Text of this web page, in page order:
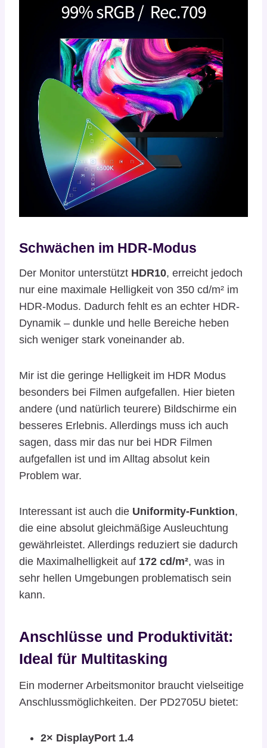
Schwächen im HDR-Modus
Der Monitor unterstützt HDR10, erreicht jedoch
nur eine maximale Helligkeit von 350 cd/m² im
HDR-Modus. Dadurch fehlt es an echter HDR-
Dynamik – dunkle und helle Bereiche heben
sich weniger stark voneinander ab.
Mir ist die geringe Helligkeit im HDR Modus
besonders bei Filmen aufgefallen. Hier bieten
andere (und natürlich teurere) Bildschirme ein
besseres Erlebnis. Allerdings muss ich auch
sagen, dass mir das nur bei HDR Filmen
aufgefallen ist und im Alltag absolut kein
Problem war.
Interessant ist auch die Uniformity-Funktion,
die eine absolut gleichmäßige Ausleuchtung
gewährleistet. Allerdings reduziert sie dadurch
die Maximalhelligkeit auf 172 cd/m², was in
sehr hellen Umgebungen problematisch sein
kann.
Anschlüsse und Produktivität:
Ideal für Multitasking
Ein moderner Arbeitsmonitor braucht vielseitige
Anschlussmöglichkeiten. Der PD2705U bietet:
2× DisplayPort 1.4